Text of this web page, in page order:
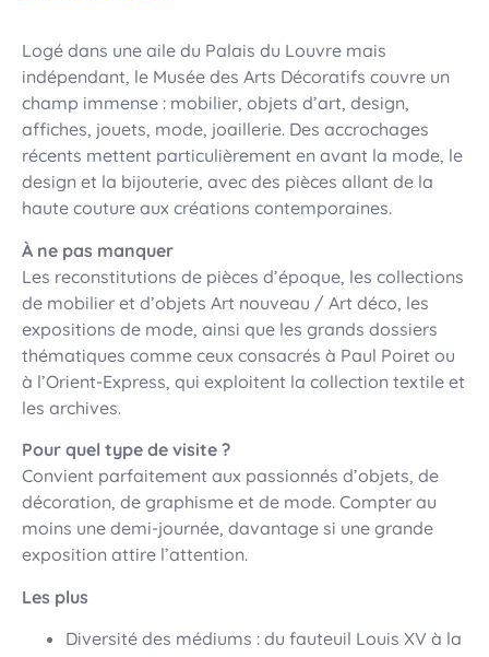
Logé dans une aile du Palais du Louvre mais
indépendant, le Musée des Arts Décoratifs couvre un
champ immense : mobilier, objets d’art, design,
affiches, jouets, mode, joaillerie. Des accrochages
récents mettent particulièrement en avant la mode, le
design et la bijouterie, avec des pièces allant de la
haute couture aux créations contemporaines.
À ne pas manquer
Les reconstitutions de pièces d’époque, les collections
de mobilier et d’objets Art nouveau / Art déco, les
expositions de mode, ainsi que les grands dossiers
thématiques comme ceux consacrés à Paul Poiret ou
à l’Orient-Express, qui exploitent la collection textile et
les archives.
Pour quel type de visite ?
Convient parfaitement aux passionnés d’objets, de
décoration, de graphisme et de mode. Compter au
moins une demi-journée, davantage si une grande
exposition attire l’attention.
Les plus
Diversité des médiums : du fauteuil Louis XV à la